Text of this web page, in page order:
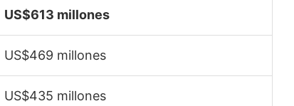
US$613 millones
US$469 millones
US$435 millones